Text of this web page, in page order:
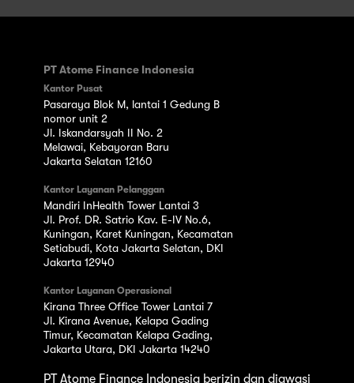
PT Atome Finance Indonesia
Kantor Pusat
Pasaraya Blok M, lantai 1 Gedung B
nomor unit 2
Jl. Iskandarsyah II No. 2
Melawai, Kebayoran Baru
Jakarta Selatan 12160
Kantor Layanan Pelanggan
Mandiri InHealth Tower Lantai 3
Jl. Prof. DR. Satrio Kav. E-IV No.6,
Kuningan, Karet Kuningan, Kecamatan
Setiabudi, Kota Jakarta Selatan, DKI
Jakarta 12940
Kantor Layanan Operasional
Kirana Three Office Tower Lantai 7
Jl. Kirana Avenue, Kelapa Gading
Timur, Kecamatan Kelapa Gading,
Jakarta Utara, DKI Jakarta 14240
PT Atome Finance Indonesia berizin dan diawasi